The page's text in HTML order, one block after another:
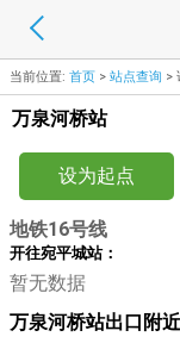
当前位置: 首页 > 站点查询 >
万泉河桥站
设为起点
地铁16号线
开往宛平城站：
暂无数据
万泉河桥站出口附